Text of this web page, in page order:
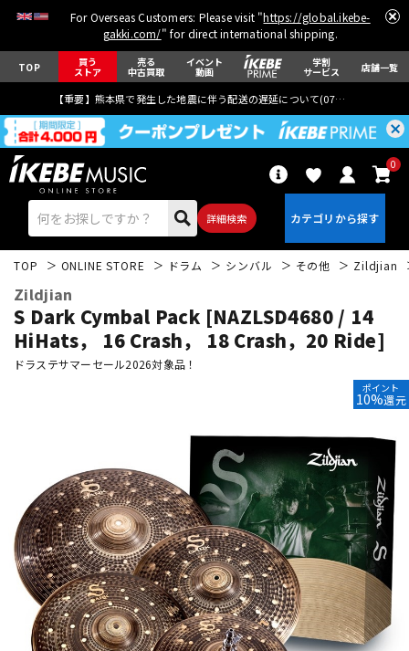
For Overseas Customers: Please visit "https://global.ikebe-
gakki.com/" for direct international shipping.
TOP 買う
ストア
売る
中古買取
イベント
動画
学割
サービス 店舗一覧
【重要】熊本県で発生した地震に伴う配送の遅延について(07月29日
詳細検索
0
エレキギター
ウクレレ
ドラム パーカッション
キーボード 電子ピアノ
管楽器 その他楽器
TOP ONLINE STORE ドラム シンバル その他 Zildjian
Zildjian
S Dark Cymbal Pack [NAZLSD4680 / 14
HiHats， 16 Crash， 18 Crash，20 Ride]
ドラステサマーセール2026対象品！
ポイント
10%還元